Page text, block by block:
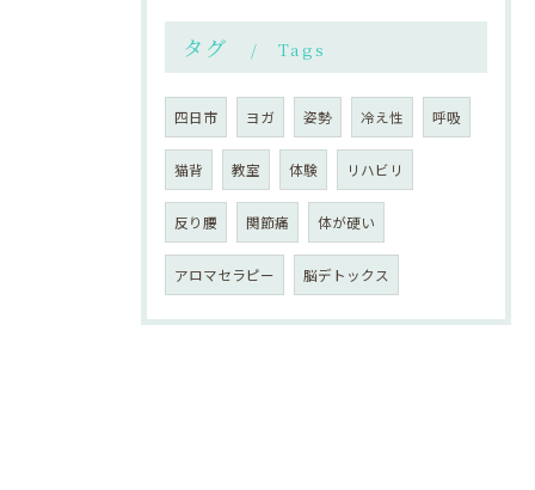
タグ Tags
四日市 ヨガ 姿勢 冷え性 呼吸
猫背 教室 体験 リハビリ
反り腰 関節痛 体が硬い
アロマセラピー 脳デトックス